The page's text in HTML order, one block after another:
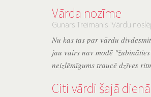
Vārda nozīme
Gunars Treimanis "Vārdu
Nu kas tas par vārdu
jau vairs nav modē
neizlēmīgums traucē dzīves
Citi vārdi šajā dienā